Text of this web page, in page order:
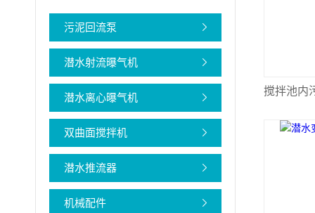
污泥回流泵
潜水射流曝气机
潜水离心曝气机
双曲面搅拌机
潜水推流器
机械配件
搅拌池内